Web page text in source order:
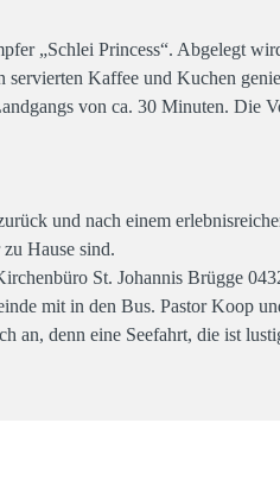
„Schlei Princess“. Abgelegt
Kaffee und Kuchen
von ca. 30 Minuten. Die
und nach einem
Hause sind.
St. Johannis Brügge
mit in den Bus. Pastor Koop
an, denn eine Seefahrt, die ist